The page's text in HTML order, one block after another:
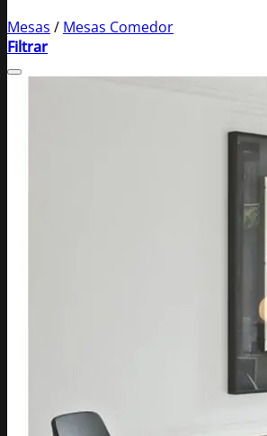
Mesas / Mesas Comedor
Filtrar